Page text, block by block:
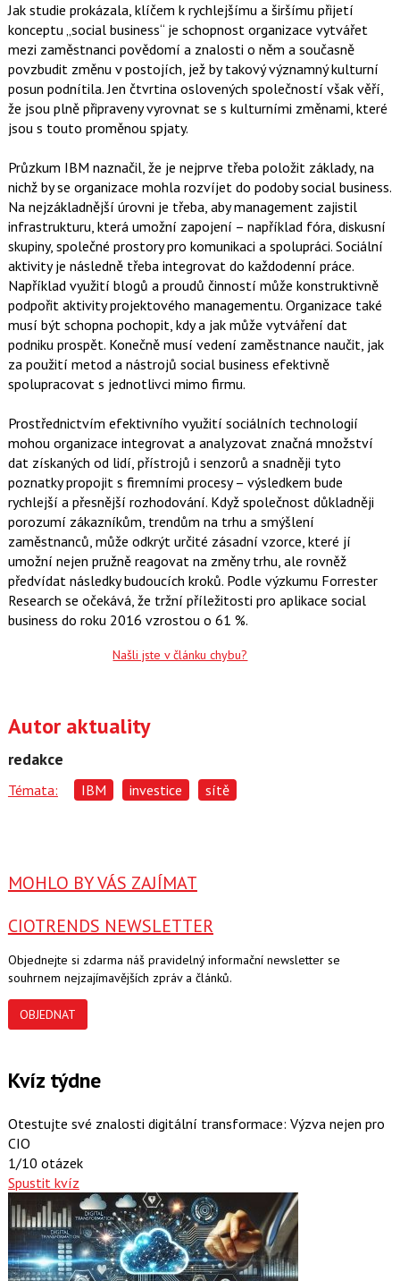
Jak studie prokázala, klíčem k rychlejšímu a širšímu přijetí
konceptu „social business“ je schopnost organizace vytvářet
mezi zaměstnanci povědomí a znalosti o něm a současně
povzbudit změnu v postojích, jež by takový významný kulturní
posun podnítila. Jen čtvrtina oslovených společností však věří,
že jsou plně připraveny vyrovnat se s kulturními změnami, které
jsou s touto proměnou spjaty.
Průzkum IBM naznačil, že je nejprve třeba položit základy, na
nichž by se organizace mohla rozvíjet do podoby social business.
Na nejzákladnější úrovni je třeba, aby management zajistil
infrastrukturu, která umožní zapojení – například fóra, diskusní
skupiny, společné prostory pro komunikaci a spolupráci. Sociální
aktivity je následně třeba integrovat do každodenní práce.
Například využití blogů a proudů činností může konstruktivně
podpořit aktivity projektového managementu. Organizace také
musí být schopna pochopit, kdy a jak může vytváření dat
podniku prospět. Konečně musí vedení zaměstnance naučit, jak
za použití metod a nástrojů social business efektivně
spolupracovat s jednotlivci mimo firmu.
Prostřednictvím efektivního využití sociálních technologií
mohou organizace integrovat a analyzovat značná množství
dat získaných od lidí, přístrojů i senzorů a snadněji tyto
poznatky propojit s firemními procesy – výsledkem bude
rychlejší a přesnější rozhodování. Když společnost důkladněji
porozumí zákazníkům, trendům na trhu a smýšlení
zaměstnanců, může odkrýt určité zásadní vzorce, které jí
umožní nejen pružně reagovat na změny trhu, ale rovněž
předvídat následky budoucích kroků. Podle výzkumu Forrester
Research se očekává, že tržní příležitosti pro aplikace social
business do roku 2016 vzrostou o 61 %.
Našli jste v článku chybu?
Autor aktuality
redakce
Témata: IBM investice sítě
MOHLO BY VÁS ZAJÍMAT
CIOTRENDS NEWSLETTER
Objednejte si zdarma náš pravidelný informační newsletter se
souhrnem nejzajímavějších zpráv a článků.
OBJEDNAT
Kvíz týdne
Otestujte své znalosti digitální transformace: Výzva nejen pro
CIO
1/10 otázek
Spustit kvíz